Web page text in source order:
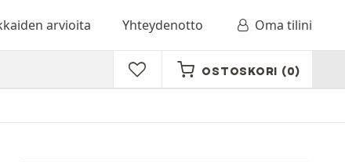
arvioita Yhteydenotto Oma tilini
OSTOSKORI (0)